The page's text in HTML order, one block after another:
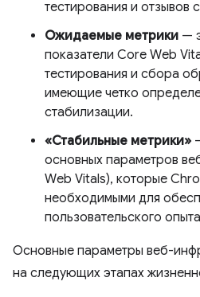
тестирования и отзывов
Ожидаемые метрики —
показатели Core Web
тестирования и сбора
имеющие четко
стабилизации.
«Стабильные метрики»
основных параметров
Web Vitals), которые
необходимыми для
пользовательского
Основные параметры веб-
на следующих этапах